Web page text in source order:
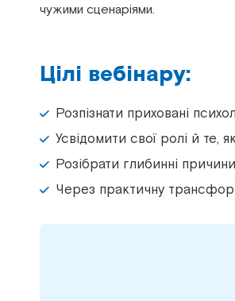
чужими сценаріями.
Цілі вебінару:
Розпізнати приховані
Усвідомити свої ролі й те,
Розібрати глибинні
Через практичну